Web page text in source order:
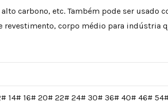
carbono, etc. Também pode ser usado
corpo médio para indústria
14# 16# 20# 22# 24# 30# 36# 40# 46#